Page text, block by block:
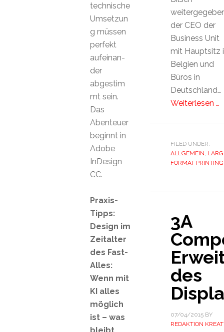
der CEO der
Business Unit
mit Hauptsitz
Belgien und
Büros in
Deutschland…
Weiterlesen …
FILED UNDER:
ALLGEMEIN,
FORMAT PRINTING
3A
des
07/04/2015BY
REDAKTION
technische
Umsetzun
g müssen
perfekt
aufeinan-
der
abgestim
mt sein.
Das
Abenteuer
beginnt in
Adobe
InDesign
CC.
Praxis-
Tipps:
Design im
Zeitalter
des Fast-
Alles:
Wenn mit
KI alles
möglich
ist – was
bleibt